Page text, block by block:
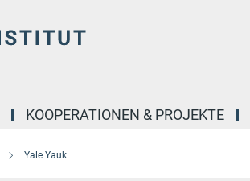
KOOPERATIONEN & PROJEKTE
Yale Yauk